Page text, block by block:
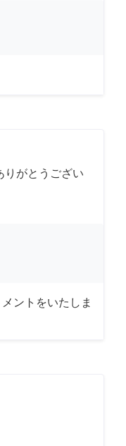
りがとうござい
ントをいたしま